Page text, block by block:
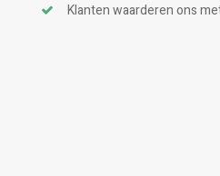
Klanten waarderen ons